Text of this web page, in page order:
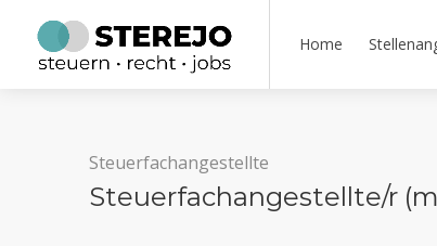
Home
Steuerfachangestellte
Steuerfachangestellte/r